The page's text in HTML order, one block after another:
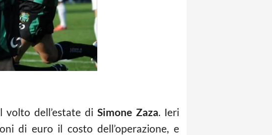
dell’estate di Simone Zaza. Ieri
di euro il costo dell’operazione, e